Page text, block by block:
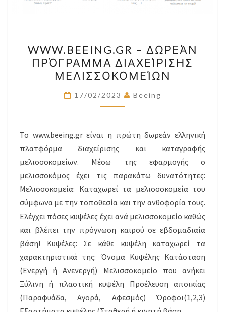
–
ΔΩΡΕΆΝ
ΠΡΌΓΡΑΜΜΑ
ΔΙΑΧΕΊΡΙΣΗΣ
ΜΕΛΙΣΣΟΚΟΜΕΊΩΝ
WWW.BEEING.GR – ΔΩΡΕΆΝ
ΠΡΌΓΡΑΜΜΑ ΔΙΑΧΕΊΡΙΣΗΣ
ΜΕΛΙΣΣΟΚΟΜΕΊΩΝ
17/02/2023 Beeing
Το www.beeing.gr είναι η πρώτη δωρεάν ελληνική
πλατφόρμα διαχείρισης και καταγραφής
μελισσοκομείων. Μέσω της εφαρμογής ο
μελισσοκόμος έχει τις παρακάτω δυνατότητες:
Μελισσοκομεία: Καταχωρεί τα μελισσοκομεία του
σύμφωνα με την τοποθεσία και την ανθοφορία τους.
Ελέγχει πόσες κυψέλες έχει ανά μελισσοκομείο καθώς
και βλέπει την πρόγνωση καιρού σε εβδομαδιαία
βάση! Κυψέλες: Σε κάθε κυψέλη καταχωρεί τα
χαρακτηριστικά της: Όνομα Κυψέλης Κατάσταση
(Ενεργή ή Ανενεργή) Μελισσοκομείο που ανήκει
Ξύλινη ή πλαστική κυψέλη Προέλευση αποικίας
(Παραφυάδα, Αγορά, Αφεσμός) Όροφοι(1,2,3)